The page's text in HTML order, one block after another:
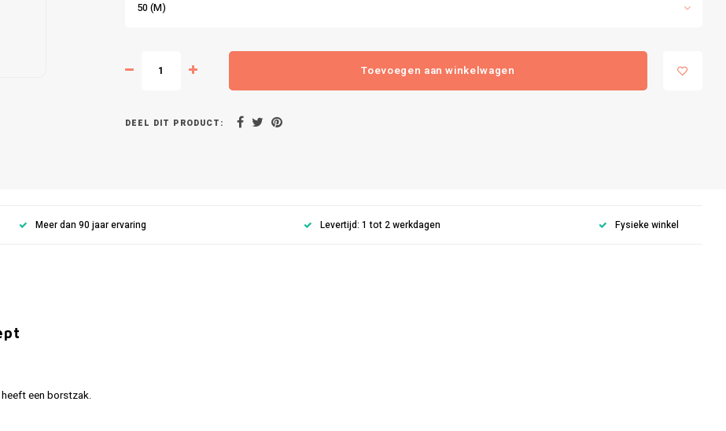
50 (M)
Toevoegen aan winkelwagen
DEEL DIT PRODUCT:
Meer dan 90 jaar ervaring Levertijd: 1 tot 2 werkdagen Fysieke winkel
een borstzak.